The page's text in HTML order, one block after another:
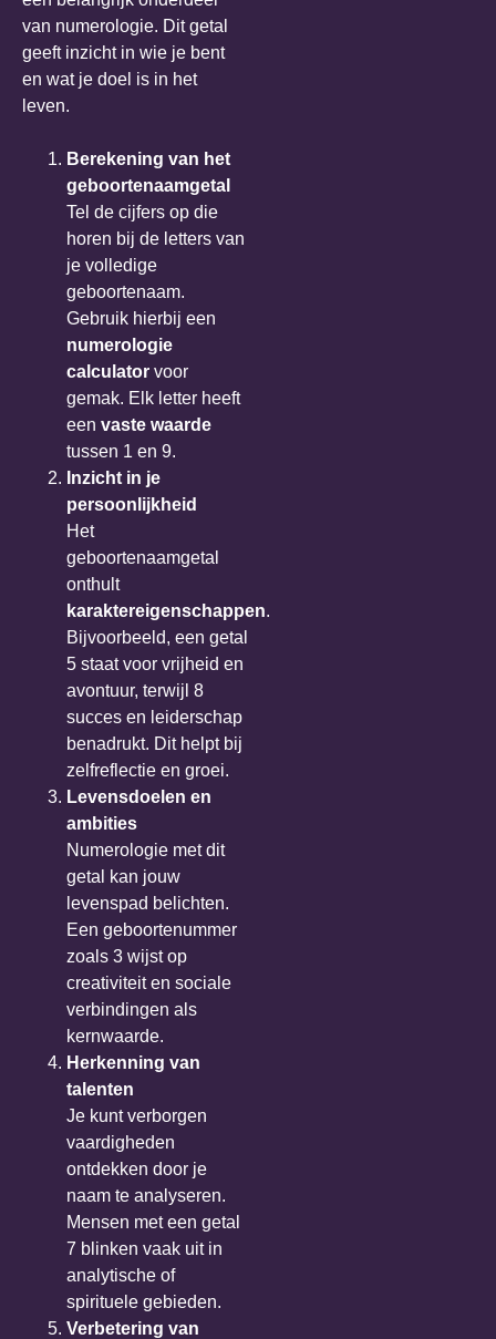
van numerologie. Dit getal
geeft inzicht in wie je bent
en wat je doel is in het
leven.
Berekening van het
geboortenaamgetal
Tel de cijfers op die
horen bij de letters van
je volledige
geboortenaam.
Gebruik hierbij een
numerologie
calculator voor
gemak. Elk letter heeft
een vaste waarde
tussen 1 en 9.
Inzicht in je
persoonlijkheid
Het
geboortenaamgetal
onthult
karaktereigenschappen.
Bijvoorbeeld, een getal
5 staat voor vrijheid en
avontuur, terwijl 8
succes en leiderschap
benadrukt. Dit helpt bij
zelfreflectie en groei.
Levensdoelen en
ambities
Numerologie met dit
getal kan jouw
levenspad belichten.
Een geboortenummer
zoals 3 wijst op
creativiteit en sociale
verbindingen als
kernwaarde.
Herkenning van
talenten
Je kunt verborgen
vaardigheden
ontdekken door je
naam te analyseren.
Mensen met een getal
7 blinken vaak uit in
analytische of
spirituele gebieden.
Verbetering van